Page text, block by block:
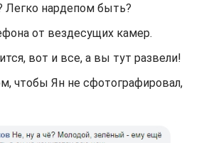
Легко нардепом быть?
от вездесущих камер.
вот и все, а вы тут развели!
чтобы Ян не сфотографировал,